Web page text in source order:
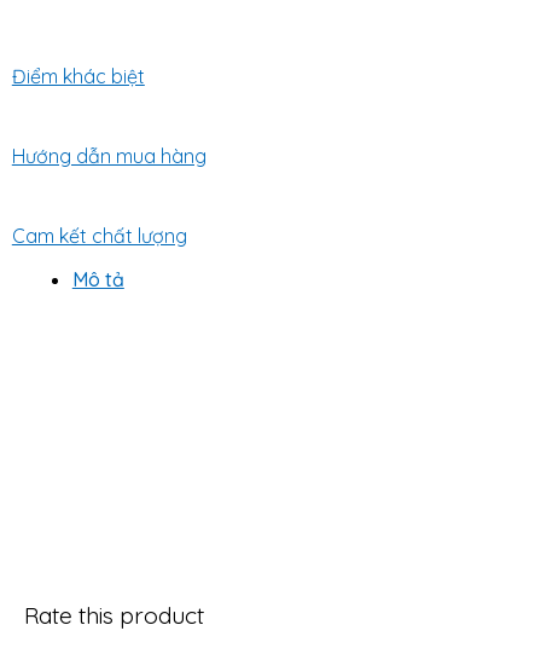
Điểm khác biệt
Hướng dẫn mua hàng
Cam kết chất lượng
Mô tả
Rate this product